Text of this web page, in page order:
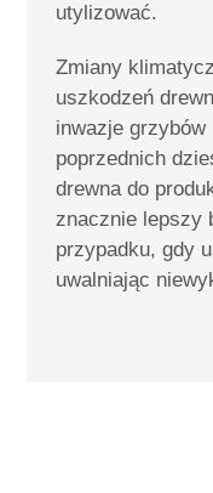
utylizować.
Zmiany
uszkodzeń
inwazje
poprzednich
drewna do
znacznie lepszy
przypadku, gdy
uwalniając